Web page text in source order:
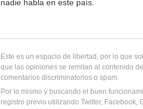
nadie habla en este país.
Este es un espacio de libertad, por lo que
que las opiniones se remitan al contenido
comentarios discriminatorios o spam.
Por lo mismo y buscando el buen
registro previo utilizando Twitter, Facebook,